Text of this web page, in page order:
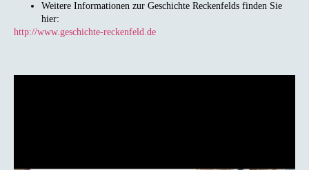
Weitere Informationen zur Geschichte Reckenfelds finden Sie
hier:
http://www.geschichte-reckenfeld.de